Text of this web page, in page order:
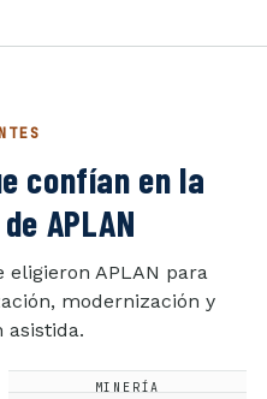
confían en la
APLAN
APLAN para
modernización y
asistida.
MINERÍA